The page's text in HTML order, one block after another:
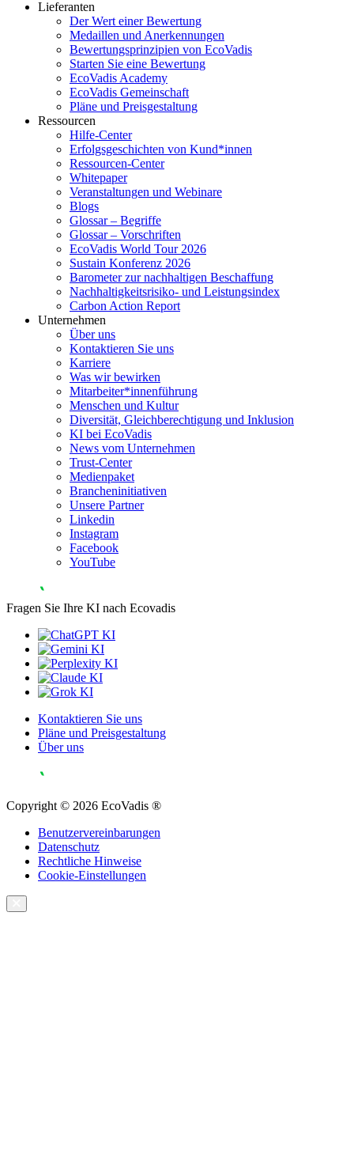
Lieferanten
Der Wert einer Bewertung
Medaillen und Anerkennungen
Bewertungsprinzipien von EcoVadis
Starten Sie eine Bewertung
EcoVadis Academy
EcoVadis Gemeinschaft
Pläne und Preisgestaltung
Ressourcen
Hilfe-Center
Erfolgsgeschichten von Kund*innen
Ressourcen-Center
Whitepaper
Veranstaltungen und Webinare
Blogs
Glossar – Begriffe
Glossar – Vorschriften
EcoVadis World Tour 2026
Sustain Konferenz 2026
Barometer zur nachhaltigen Beschaffung
Nachhaltigkeitsrisiko- und Leistungsindex
Carbon Action Report
Unternehmen
Über uns
Kontaktieren Sie uns
Karriere
Was wir bewirken
Mitarbeiter*innenführung
Menschen und Kultur
Diversität, Gleichberechtigung und Inklusion
KI bei EcoVadis
News vom Unternehmen
Trust-Center
Medienpaket
Brancheninitiativen
Unsere Partner
Linkedin
Instagram
Facebook
YouTube
Fragen Sie Ihre KI nach Ecovadis
Kontaktieren Sie uns
Pläne und Preisgestaltung
Über uns
Copyright © 2026 EcoVadis ®
Benutzervereinbarungen
Datenschutz
Rechtliche Hinweise
Cookie-Einstellungen